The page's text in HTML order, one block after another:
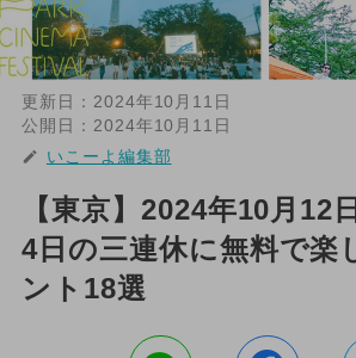
更新日： 2024年10月11日
公開日： 2024年10月11日
いこーよ編集部
【東京】2024年10月12
4日の三連休に無料で楽
ント18選